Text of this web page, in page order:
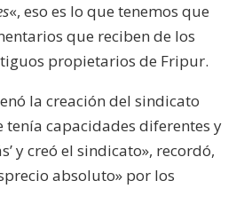
volumen.
«, eso es lo que tenemos que
que reciben de los
propietarios de Fripur.
la creación del sindicato
tenía capacidades diferentes y
y creó el sindicato», recordó,
absoluto» por los